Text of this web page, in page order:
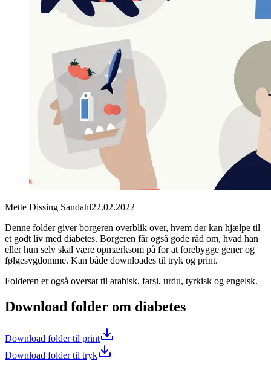
Mette Dissing Sandahl22.02.2022
Denne folder giver borgeren overblik over, hvem der kan hjælpe til
et godt liv med diabetes. Borgeren får også gode råd om, hvad han
eller hun selv skal være opmærksom på for at forebygge gener og
følgesygdomme. Kan både downloades til tryk og print.
Folderen er også oversat til arabisk, farsi, urdu, tyrkisk og engelsk.
Download folder om diabetes
Download folder til print
Download folder til tryk